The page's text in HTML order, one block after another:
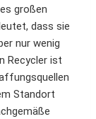
großen
dass sie
nur wenig
Recycler ist
Standort